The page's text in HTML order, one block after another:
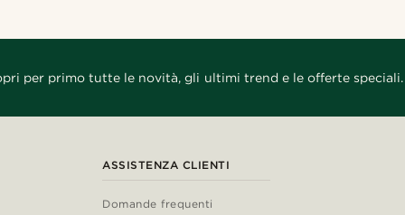
per primo tutte le novità, gli ultimi trend e le offerte speciali.
ASSISTENZA CLIENTI
Domande frequenti